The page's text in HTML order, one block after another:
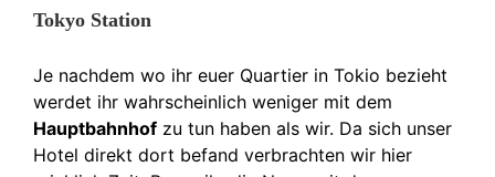
Tokyo Station
Je nachdem wo ihr euer Quartier in Tokio bezieht
werdet ihr wahrscheinlich weniger mit dem
Hauptbahnhof zu tun haben als wir. Da sich unser
Hotel direkt dort befand verbrachten wir hier